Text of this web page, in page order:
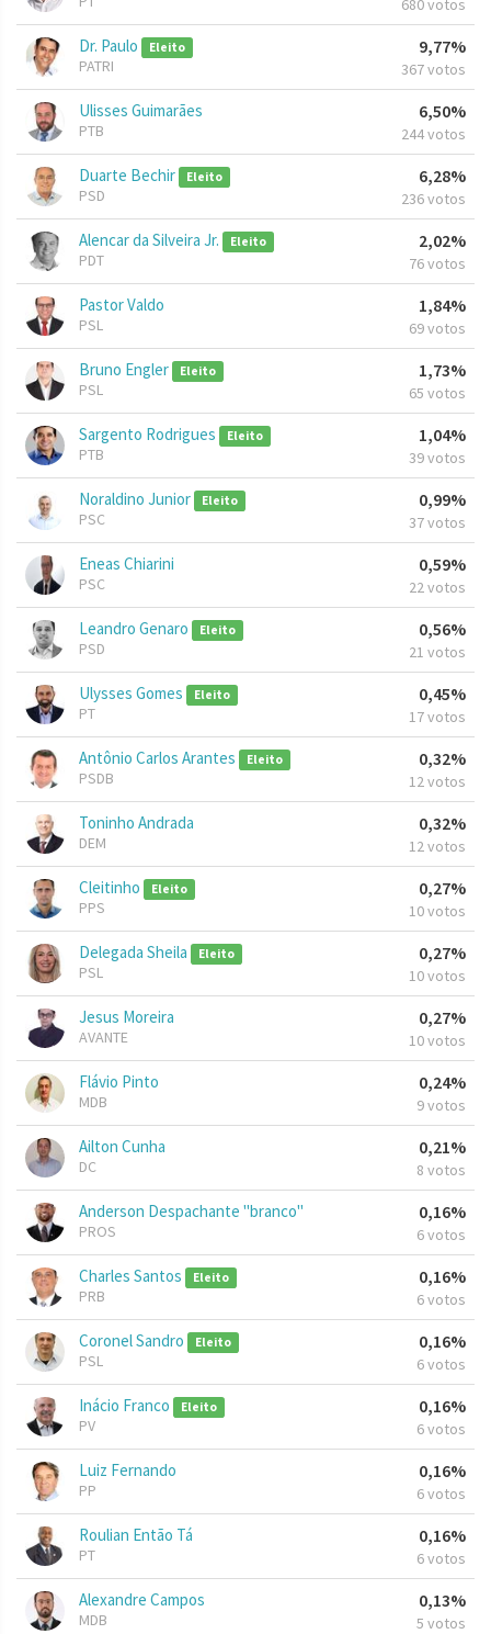
680 votos
Dr. Paulo Eleito
PATRI
9,77%
367 votos
Ulisses Guimarães
PTB
6,50%
244 votos
Duarte Bechir Eleito
PSD
6,28%
236 votos
Alencar da Silveira Jr. Eleito
PDT
2,02%
76 votos
Pastor Valdo
PSL
1,84%
69 votos
Bruno Engler Eleito
PSL
1,73%
65 votos
Sargento Rodrigues Eleito
PTB
1,04%
39 votos
Noraldino Junior Eleito
PSC
0,99%
37 votos
Eneas Chiarini
PSC
0,59%
22 votos
Leandro Genaro Eleito
PSD
0,56%
21 votos
Ulysses Gomes Eleito
PT
0,45%
17 votos
Antônio Carlos Arantes Eleito
PSDB
0,32%
12 votos
Toninho Andrada
DEM
0,32%
12 votos
Cleitinho Eleito
PPS
0,27%
10 votos
Delegada Sheila Eleito
PSL
0,27%
10 votos
Jesus Moreira
AVANTE
0,27%
10 votos
Flávio Pinto
MDB
0,24%
9 votos
Ailton Cunha
DC
0,21%
8 votos
Anderson Despachante "branco"
PROS
0,16%
6 votos
Charles Santos Eleito
PRB
0,16%
6 votos
Coronel Sandro Eleito
PSL
0,16%
6 votos
Inácio Franco Eleito
PV
0,16%
6 votos
Luiz Fernando
PP
0,16%
6 votos
Roulian Então Tá
PT
0,16%
6 votos
Alexandre Campos
MDB
0,13%
5 votos